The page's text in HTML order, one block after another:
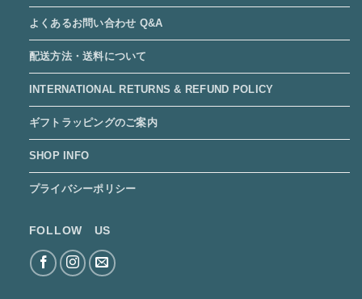
よくあるお問い合わせ Q&A
配送方法・送料について
INTERNATIONAL RETURNS & REFUND POLICY
ギフトラッピングのご案内
SHOP INFO
プライバシーポリシー
FOLLOW US